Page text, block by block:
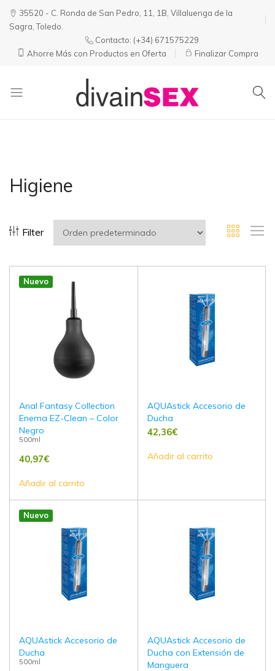
35520 - C. Ronda de San Pedro, 11, 1B, Villaluenga de la
Sagra, Toledo.
Contacto: (+34) 671575229
Ahorre Más con Productos en Oferta
Finalizar Compra
Ella
Higiene
Filter
Nuevo
Anal Fantasy Collection
Enema EZ-Clean – Color
Negro
500ml
40,97€
Añadir al carrito
AQUAstick Accesorio de
Ducha
42,36€
Añadir al carrito
Nuevo
AQUAstick Accesorio de
Ducha
500ml
AQUAstick Accesorio de
Ducha con Extensión de
Manguera